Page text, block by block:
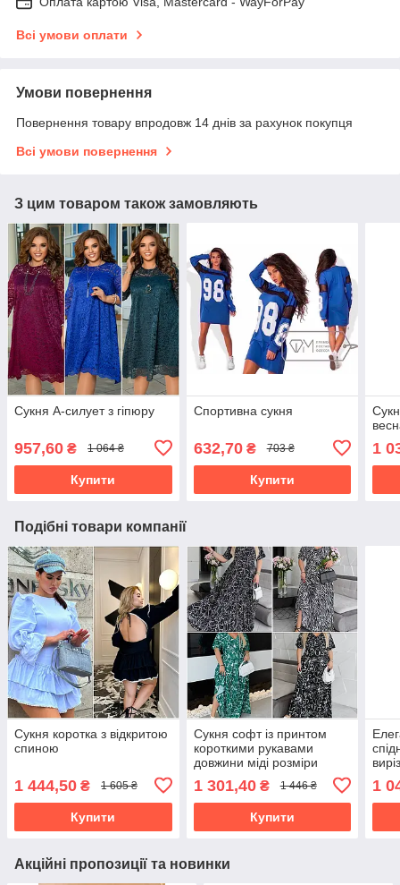
Всі умови оплати
Умови повернення
Повернення товару впродовж 14 днів за рахунок покупця
Всі умови повернення
З цим товаром також замовляють
Сукня А-силует з гіпюру
957,60 ₴ 1 064 ₴
Купити
Спортивна сукня
632,70₴ 703 ₴
Купити
1
Подібні товари компанії
Сукня коротка з відкритою
спиною
1 444,50 ₴ 1 605 ₴
Купити
Сукня софт із принтом
короткими рукавами
довжини міді розміри
1 301,40₴ 1 446 ₴
Купити
1
Акційні пропозиції та новинки